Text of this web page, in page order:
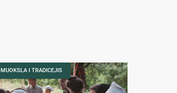
MUOKSLA I TRADICEJIS